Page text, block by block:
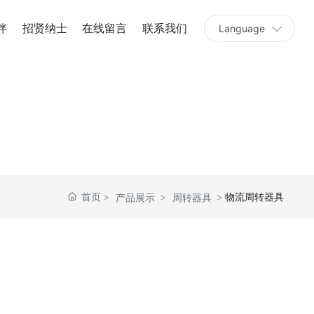
招贤纳士 在线留言 联系我们 Language
首页 产品展示 周转器具 物流周转器具